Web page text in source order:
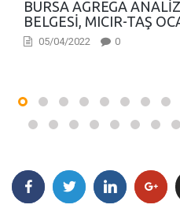
BURSA AGREGA
BELGESI, MICIR-TAŞ
05/04/2022 0